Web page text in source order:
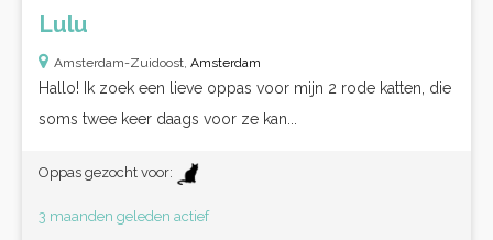
Lulu
Amsterdam-Zuidoost, Amsterdam
Hallo! Ik zoek een lieve oppas voor mijn 2 rode katten, die
soms twee keer daags voor ze kan...
Oppas gezocht voor:
3 maanden geleden actief